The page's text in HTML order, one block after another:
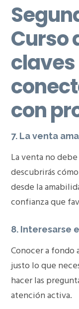
Curso
con
7. La venta
La venta no
descubrirás
desde la
confianza que
8. Interesarse
Conocer a
justo lo que
hacer las
atención activa.